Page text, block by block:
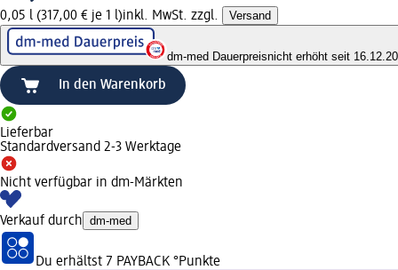
0,05 l (317,00 € je 1 l)inkl. MwSt. zzgl. Versand
dm-med Dauerpreisnicht erhöht seit
In den Warenkorb
Lieferbar
Standardversand 2-3 Werktage
Nicht verfügbar in dm-Märkten
Verkauf durch dm-med
Du erhältst 7 PAYBACK °Punkte